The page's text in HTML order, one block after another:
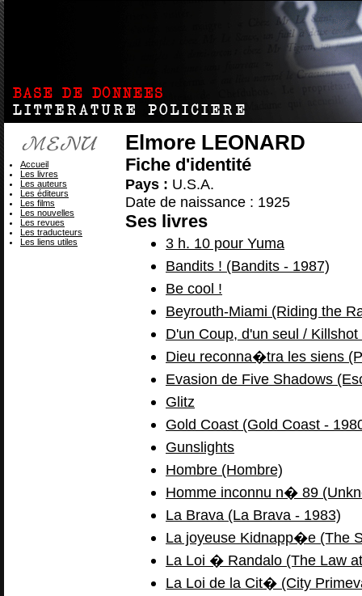
Elmore LEONARD
Fiche d'identité
Pays : U.S.A.
Date de naissance : 1925
Ses livres
3 h. 10 pour Yuma
Bandits ! (Bandits - 1987)
Be cool !
Beyrouth-Miami (Riding the
D'un Coup, d'un seul /
Dieu reconna�tra les siens
Evasion de Five Shadows
Glitz
Gold Coast (Gold Coast -
Gunslights
Hombre (Hombre)
Homme inconnu n� 89
La Brava (La Brava - 1983)
La joyeuse Kidnapp�e (The
La Loi � Randalo (The Law
La Loi de la Cit� (City
Accueil
Les livres
Les auteurs
Les éditeurs
Les films
Les nouvelles
Les revues
Les traducteurs
Les liens utiles